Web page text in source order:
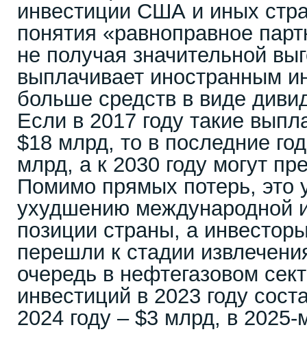
инвестиции США и иных
понятия «равноправное
не получая значительной
выплачивает иностранным
больше средств в виде
Если в 2017 году такие
$18 млрд, то в последние
млрд, а к 2030 году могут
Помимо прямых потерь, это
ухудшению международной
позиции страны, а
перешли к стадии
очередь в нефтегазовом
инвестиций в 2023 году
2024 году – $3 млрд, в